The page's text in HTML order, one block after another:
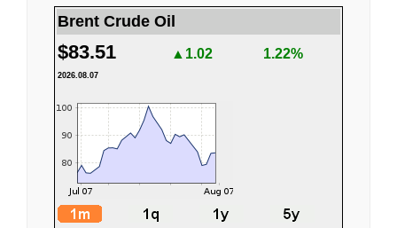
Brent Crude Oil
$83.51 ▲1.02 1.22%
2026.08.07